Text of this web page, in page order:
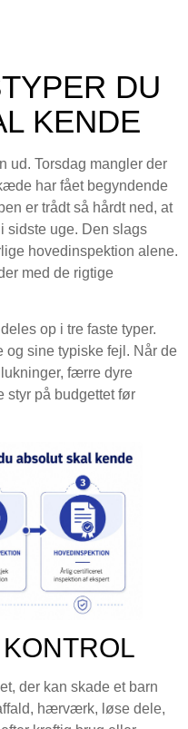
DU
KENDE
ud. Torsdag mangler der
har fået begyndende
er trådt så hårdt ned, at
sidste uge. Den slags
hovedinspektion alene.
med de rigtige
op i tre faste typer.
og sine typiske fejl. Når de
færre dyre
styr på budgettet før
der kan skade et barn
hærværk, løse dele,